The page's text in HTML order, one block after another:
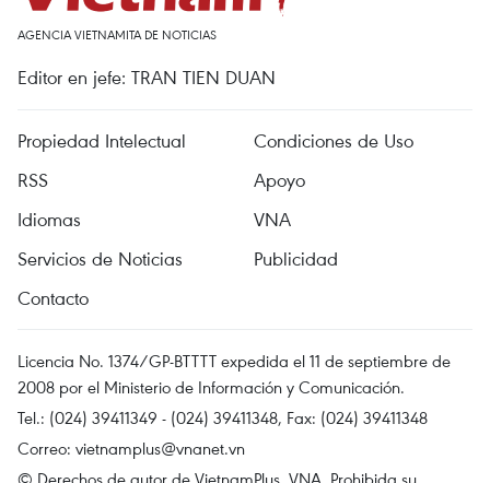
AGENCIA VIETNAMITA DE NOTICIAS
Editor en jefe: TRAN TIEN DUAN
Propiedad Intelectual
Condiciones de Uso
RSS
Apoyo
Idiomas
VNA
Servicios de Noticias
Publicidad
Contacto
Licencia No. 1374/GP-BTTTT expedida el 11 de septiembre de
2008 por el Ministerio de Información y Comunicación.
Tel.: (024) 39411349 - (024) 39411348, Fax: (024) 39411348
Correo: vietnamplus@vnanet.vn
© Derechos de autor de VietnamPlus, VNA. Prohibida su